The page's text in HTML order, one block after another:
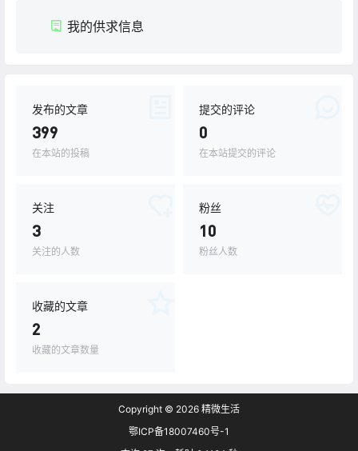
我的供求信息
发布的文章
399
在本站的投稿
提交的评论
0
在本站提交的评论
关注
3
关注的人数
粉丝
10
粉丝人数
收藏的文章
2
收藏的文章数量
Copyright © 2026 精微生活
鄂ICP备18007460号-1